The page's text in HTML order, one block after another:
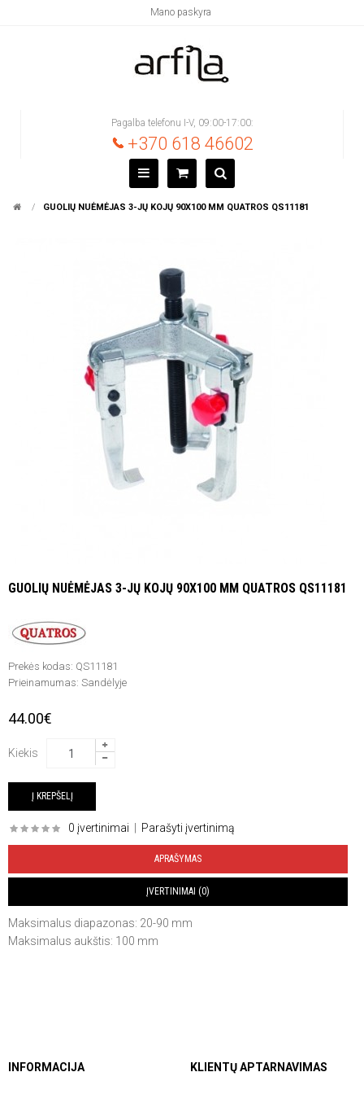
Mano paskyra
Pagalba telefonu I-V, 09:00-17:00:
+370 618 46602
GUOLIŲ NUĖMĖJAS 3-JŲ KOJŲ 90X100 MM QUATROS QS11181
GUOLIŲ NUĖMĖJAS 3-JŲ KOJŲ 90X100 MM QUATROS QS11181
Prekės kodas: QS11181
Prieinamumas: Sandėlyje
44.00€
Kiekis
0 įvertinimai Parašyti įvertinimą
APRAŠYMAS
ĮVERTINIMAI (0)
Maksimalus diapazonas: 20-90 mm
Maksimalus aukštis: 100 mm
INFORMACIJA KLIENTŲ APTARNAVIMAS